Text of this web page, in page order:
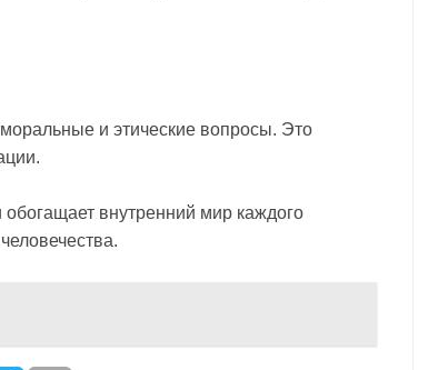
и этические вопросы. Это
обогащает внутренний мир каждого